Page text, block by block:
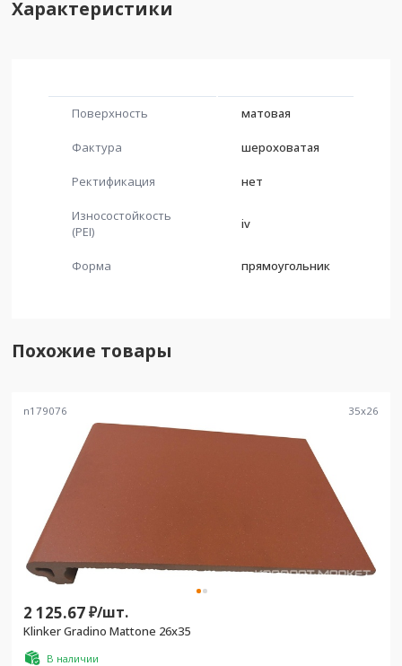
Характеристики
Поверхность матовая
Фактура шероховатая
Ректификация нет
Износостойкость
(PEI)
iv
Форма прямоугольник
Похожие товары
n179076 35x26
2 125.67₽/шт.
Klinker Gradino Mattone 26x35
В наличии